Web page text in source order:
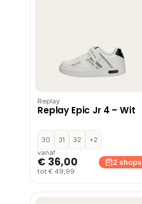
Replay
Replay Epic Jr 4 – Wit
30 31 32
+2
vanaf
€ 36,00
tot € 49,99
2 shops